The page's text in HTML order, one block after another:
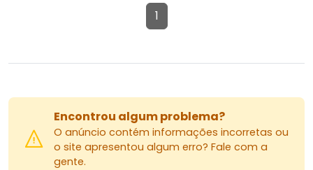
1
Encontrou algum problema?
O anúncio contém informações incorretas ou
o site apresentou algum erro? Fale com a
gente.